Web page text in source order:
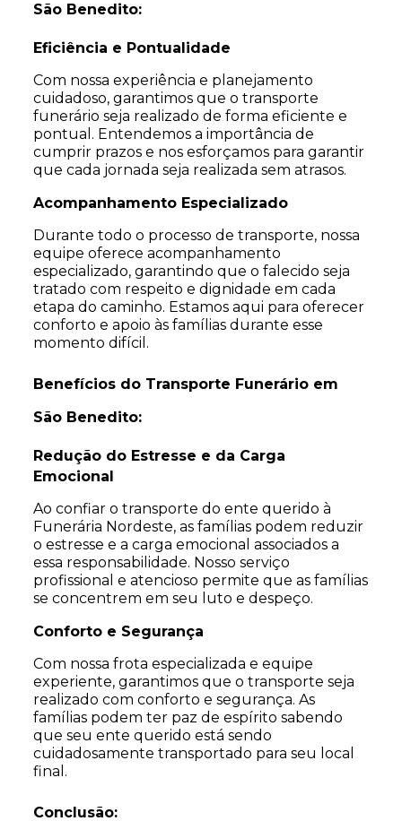
São Benedito:
Eficiência e Pontualidade
Com nossa experiência e planejamento
cuidadoso, garantimos que o transporte
funerário seja realizado de forma eficiente e
pontual. Entendemos a importância de
cumprir prazos e nos esforçamos para garantir
que cada jornada seja realizada sem atrasos.
Acompanhamento Especializado
Durante todo o processo de transporte, nossa
equipe oferece acompanhamento
especializado, garantindo que o falecido seja
tratado com respeito e dignidade em cada
etapa do caminho. Estamos aqui para oferecer
conforto e apoio às famílias durante esse
momento difícil.
Benefícios do Transporte Funerário em
São Benedito:
Redução do Estresse e da Carga
Emocional
Ao confiar o transporte do ente querido à
Funerária Nordeste, as famílias podem reduzir
o estresse e a carga emocional associados a
essa responsabilidade. Nosso serviço
profissional e atencioso permite que as famílias
se concentrem em seu luto e despeço.
Conforto e Segurança
Com nossa frota especializada e equipe
experiente, garantimos que o transporte seja
realizado com conforto e segurança. As
famílias podem ter paz de espírito sabendo
que seu ente querido está sendo
cuidadosamente transportado para seu local
final.
Conclusão: